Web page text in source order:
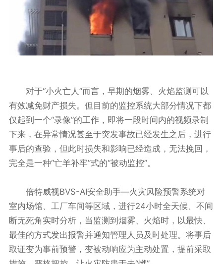
对于“小火亡人”而言，早期的烟雾、火焰监测可以
有效减免财产损失。但目前的监控系统大部分情况下都
仅起到一个“录像”的工作，即将一段时间内的视频录制
下来，在异常情况甚至于突发事故已经发生之后，进行
事后的查验，但此时损失和影响已经造成，无法挽回，
完全是一种“亡羊补牢”式的“被动监控”。
倍特威视BVS-AI安全助手—火灾风险预警系统对
室内场馆、工厂车间等区域，进行24小时全天候、不间
断无死角实时分析，当监测到烟雾、火焰时，以最快、
最佳的方式发出报警并通知管理人员及时处理。将事后
取证变为事前预警，变被动响应为主动处置，提前采取